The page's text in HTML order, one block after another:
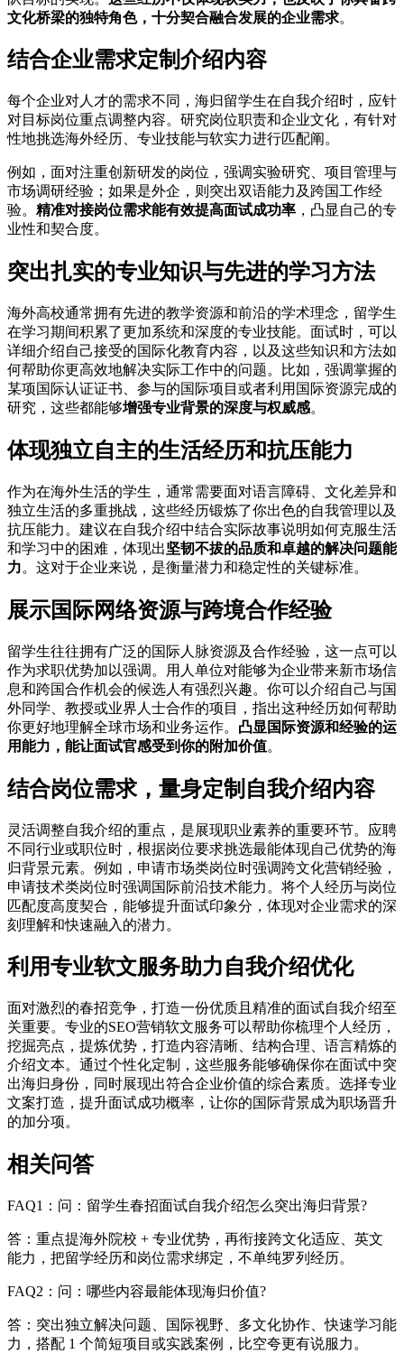
文化桥梁的独特角色，十分契合融合发展的企业需求。
结合企业需求定制介绍内容
每个企业对人才的需求不同，海归留学生在自我介绍时，应针
对目标岗位重点调整内容。研究岗位职责和企业文化，有针对
性地挑选海外经历、专业技能与软实力进行匹配阐。
例如，面对注重创新研发的岗位，强调实验研究、项目管理与
市场调研经验；如果是外企，则突出双语能力及跨国工作经
验。 精准对接岗位需求能有效提高面试成功率 ，凸显自己的专
业性和契合度。
突出扎实的专业知识与先进的学习方法
海外高校通常拥有先进的教学资源和前沿的学术理念，留学生
在学习期间积累了更加系统和深度的专业技能。面试时，可以
详细介绍自己接受的国际化教育内容，以及这些知识和方法如
何帮助你更高效地解决实际工作中的问题。比如，强调掌握的
某项国际认证证书、参与的国际项目或者利用国际资源完成的
研究，这些都能够增强专业背景的深度与权威感。
体现独立自主的生活经历和抗压能力
作为在海外生活的学生，通常需要面对语言障碍、文化差异和
独立生活的多重挑战，这些经历锻炼了你出色的自我管理以及
抗压能力。建议在自我介绍中结合实际故事说明如何克服生活
和学习中的困难，体现出坚韧不拔的品质和卓越的解决问题能
力。这对于企业来说，是衡量潜力和稳定性的关键标准。
展示国际网络资源与跨境合作经验
留学生往往拥有广泛的国际人脉资源及合作经验，这一点可以
作为求职优势加以强调。用人单位对能够为企业带来新市场信
息和跨国合作机会的候选人有强烈兴趣。你可以介绍自己与国
外同学、教授或业界人士合作的项目，指出这种经历如何帮助
你更好地理解全球市场和业务运作。 凸显国际资源和经验的运
用能力，能让面试官感受到你的附加价值。
结合岗位需求，量身定制自我介绍内容
灵活调整自我介绍的重点，是展现职业素养的重要环节。应聘
不同行业或职位时，根据岗位要求挑选最能体现自己优势的海
归背景元素。例如，申请市场类岗位时强调跨文化营销经验，
申请技术类岗位时强调国际前沿技术能力。将个人经历与岗位
匹配度高度契合，能够提升面试印象分，体现对企业需求的深
刻理解和快速融入的潜力。
利用专业软文服务助力自我介绍优化
面对激烈的春招竞争，打造一份优质且精准的面试自我介绍至
关重要。专业的SEO营销软文服务可以帮助你梳理个人经历，
挖掘亮点，提炼优势，打造内容清晰、结构合理、语言精炼的
介绍文本。通过个性化定制，这些服务能够确保你在面试中突
出海归身份，同时展现出符合企业价值的综合素质。选择专业
文案打造，提升面试成功概率，让你的国际背景成为职场晋升
的加分项。
相关问答
FAQ1：问：留学生春招面试自我介绍怎么突出海归背景?
答：重点提海外院校 + 专业优势，再衔接跨文化适应、英文
能力，把留学经历和岗位需求绑定，不单纯罗列经历。
FAQ2：问：哪些内容最能体现海归价值?
答：突出独立解决问题、国际视野、多文化协作、快速学习能
力，搭配 1 个简短项目或实践案例，比空夸更有说服力。